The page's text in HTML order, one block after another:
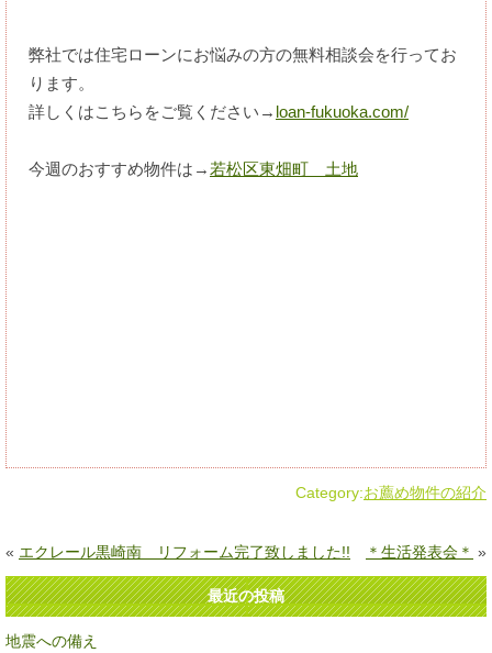
弊社では住宅ローンにお悩みの方の無料相談会を行ってお
ります。
詳しくはこちらをご覧ください→ loan-fukuoka.com/
今週のおすすめ物件は→ 若松区東畑町 土地
Category:お薦め物件の紹介
« エクレール黒崎南 リフォーム完了致しました!! ＊生活発表会＊ »
最近の投稿
地震への備え